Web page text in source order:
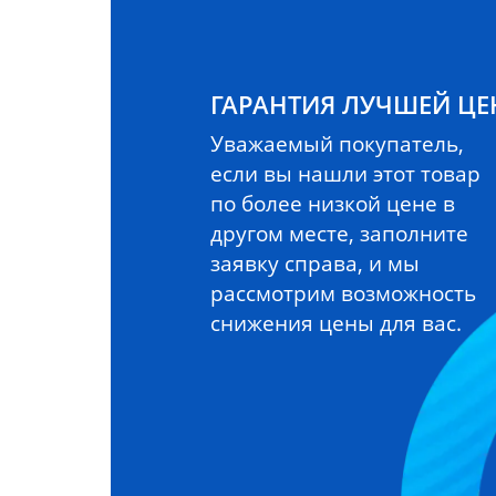
ГАРАНТИЯ ЛУЧШЕЙ
Уважаемый покупатель,
если вы нашли этот товар
по более низкой цене в
другом месте, заполните
заявку справа, и мы
рассмотрим возможность
снижения цены для вас.